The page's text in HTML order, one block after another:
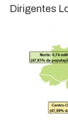
Dirigentes